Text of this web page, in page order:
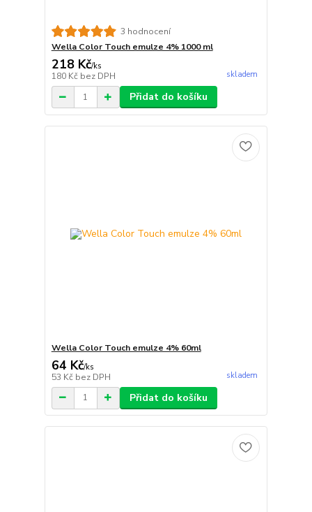
3 hodnocení
Wella Color Touch emulze 4% 1000 ml
218 Kč/ks
180 Kč bez DPH skladem
Přidat do košíku
Wella Color Touch emulze 4% 60ml
64 Kč/ks
53 Kč bez DPH skladem
Přidat do košíku